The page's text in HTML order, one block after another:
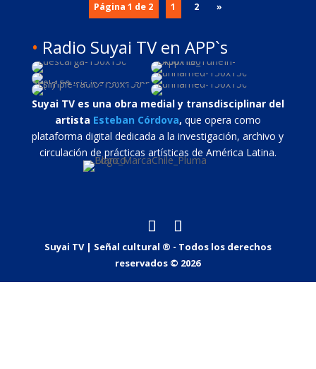
Página 1 de 2 1 2 »
• Radio Suyai TV en APP`s
Suyai TV es una obra medial y transdisciplinar del
artista Esteban Córdova, que opera como
plataforma digital dedicada a la investigación, archivo y
circulación de prácticas artísticas de América Latina.
Suyai TV | Señal cultural ® - Todos los derechos
reservados © 2026